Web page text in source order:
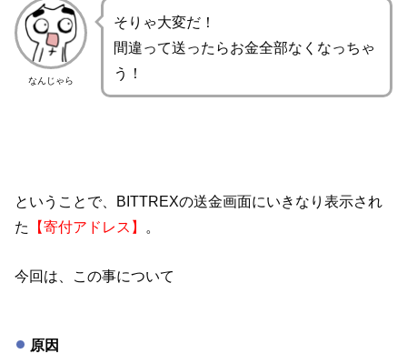
なんじゃら
そりゃ大変だ！
間違って送ったらお金全部なくなっちゃ
う！
ということで、BITTREXの送金画面にいきなり表示され
た
【寄付アドレス】 。
今回は、この事について
原因